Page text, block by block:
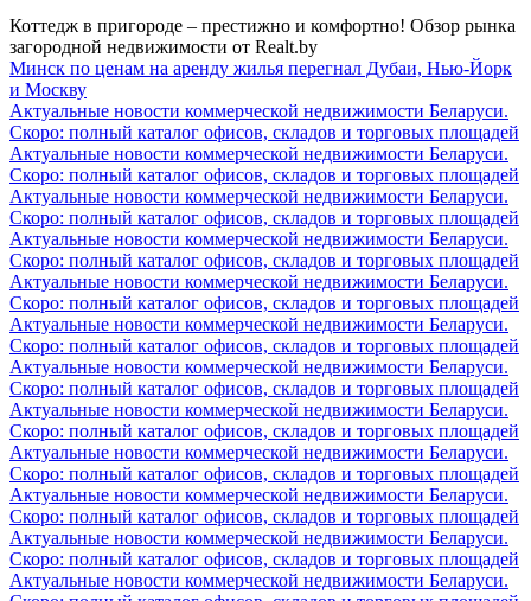
Коттедж в пригороде – престижно и комфортно! Обзор рынка
загородной недвижимости от Realt.by
Минск по ценам на аренду жилья перегнал Дубаи, Нью-Йорк
и Москву
Актуальные новости коммерческой недвижимости Беларуси.
Скоро: полный каталог офисов, складов и торговых площадей
Актуальные новости коммерческой недвижимости Беларуси.
Скоро: полный каталог офисов, складов и торговых площадей
Актуальные новости коммерческой недвижимости Беларуси.
Скоро: полный каталог офисов, складов и торговых площадей
Актуальные новости коммерческой недвижимости Беларуси.
Скоро: полный каталог офисов, складов и торговых площадей
Актуальные новости коммерческой недвижимости Беларуси.
Скоро: полный каталог офисов, складов и торговых площадей
Актуальные новости коммерческой недвижимости Беларуси.
Скоро: полный каталог офисов, складов и торговых площадей
Актуальные новости коммерческой недвижимости Беларуси.
Скоро: полный каталог офисов, складов и торговых площадей
Актуальные новости коммерческой недвижимости Беларуси.
Скоро: полный каталог офисов, складов и торговых площадей
Актуальные новости коммерческой недвижимости Беларуси.
Скоро: полный каталог офисов, складов и торговых площадей
Актуальные новости коммерческой недвижимости Беларуси.
Скоро: полный каталог офисов, складов и торговых площадей
Актуальные новости коммерческой недвижимости Беларуси.
Скоро: полный каталог офисов, складов и торговых площадей
Актуальные новости коммерческой недвижимости Беларуси.